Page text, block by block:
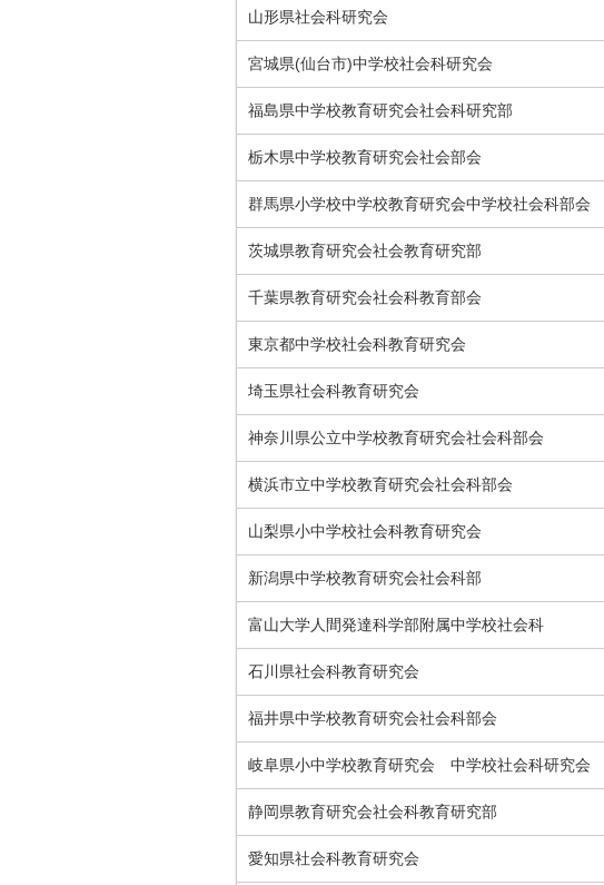
山形県社会科研究会
宮城県(仙台市)中学校社会科研究会
福島県中学校教育研究会社会科研究部
栃木県中学校教育研究会社会部会
群馬県小学校中学校教育研究会中学校社会科部会
茨城県教育研究会社会教育研究部
千葉県教育研究会社会科教育部会
東京都中学校社会科教育研究会
埼玉県社会科教育研究会
神奈川県公立中学校教育研究会社会科部会
横浜市立中学校教育研究会社会科部会
山梨県小中学校社会科教育研究会
新潟県中学校教育研究会社会科部
富山大学人間発達科学部附属中学校社会科
石川県社会科教育研究会
福井県中学校教育研究会社会科部会
岐阜県小中学校教育研究会 中学校社会科研究会
静岡県教育研究会社会科教育研究部
愛知県社会科教育研究会